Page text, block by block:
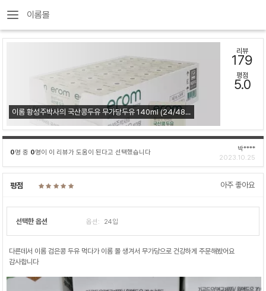
이롬몰
이롬 황성주박사의 국산콩두유 무가당두유 140ml (24/48/72팩)
리뷰
179
평점
5.0
0명 중 0명이 이 리뷰가 도움이 된다고 선택했습니다
박****
2023.10.25
평점 아주 좋아요
선택한 옵션 옵션: 24입
다른데서 이롬 검은콩 두유 먹다가 이롬 몰 생겨서 무가당으로 건강하게 주문해봤어요
감사합니다